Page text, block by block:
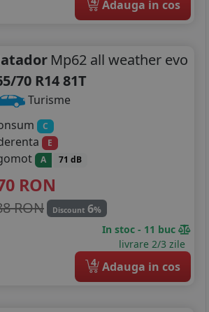
Adauga in cos
Mp62 all weather evo
70 R14 81T
Turisme
C
E
A 71 dB
RON
RON Discount 6%
In stoc - 11 buc
livrare 2/3 zile
4 Adauga in cos